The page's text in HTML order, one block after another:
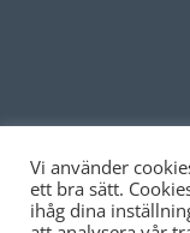
Vi använder
ett bra sätt.
ihåg dina